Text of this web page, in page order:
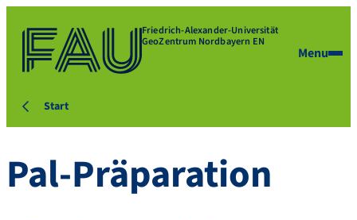
Friedrich-Alexander-Universität
GeoZentrum Nordbayern EN
Menu
Start
Pal-Präparation